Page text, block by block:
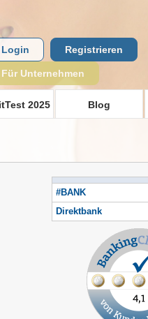
2025 Blog
Login Registrieren
Für Unternehmen
#BANK
Direktbank